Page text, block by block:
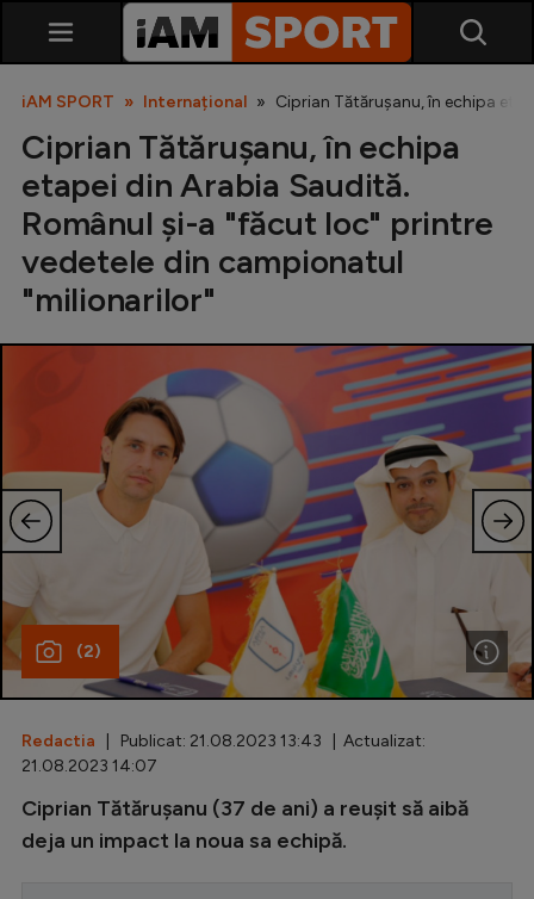
SuperLiga
Cupa României
Echipa Națională
U21
Fotbal feminin
Special
Diverse
Inedit
Champions League
iAM SPORT Internațional Ciprian Tătărușanu, în echipa
Ciprian Tătărușanu, în echipa
etapei din Arabia Saudită.
Românul și-a "făcut loc" printre
vedetele din campionatul
"milionarilor"
(2)
Redactia | Publicat: 21.08.2023 13:43 | Actualizat:
21.08.2023 14:07
Ciprian Tătărușanu (37 de ani) a reușit să aibă
deja un impact la noua sa echipă.